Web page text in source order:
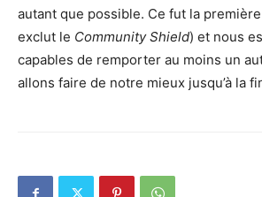
autant que possible. Ce fut la première
exclut le Community Shield) et nous
capables de remporter au moins un
allons faire de notre mieux jusqu’à la